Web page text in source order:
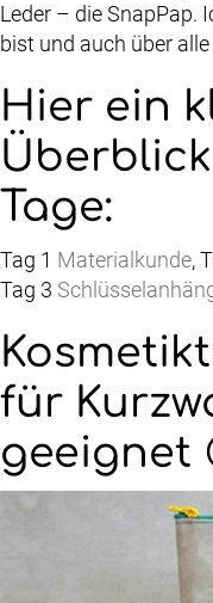
Leder – die SnapPap.
bist und auch über alle
Hier ein
Tage:
Tag 1 Materialkunde,
Tag 3
für
geeignet